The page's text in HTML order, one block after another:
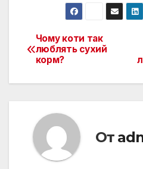
Навигация
по
Чому коти так
люблять сухий
корм?
От